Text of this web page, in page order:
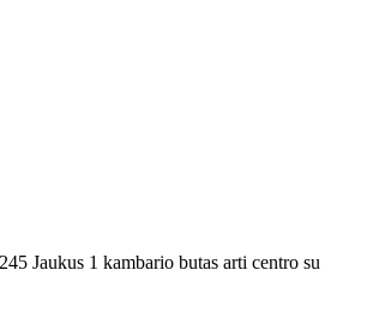
Jaukus 1 kambario butas arti centro su